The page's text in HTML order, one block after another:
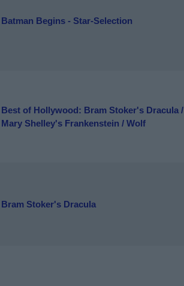
Batman Begins - Star-Selection
Best of Hollywood: Bram Stoker's Dracula /
Mary Shelley's Frankenstein / Wolf
Bram Stoker's Dracula